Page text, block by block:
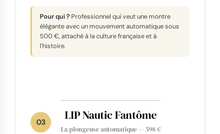
Pour qui ? Professionnel qui veut une montre
élégante avec un mouvement automatique sous
500 €, attaché à la culture française et à
l'histoire.
03 LIP Nautic Fantôme
La plongeuse automatique — 598 €